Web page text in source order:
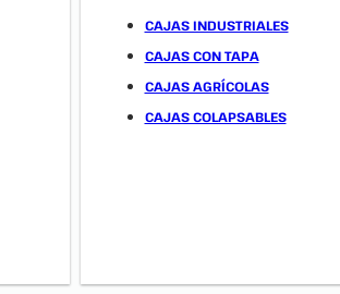
CAJAS INDUSTRIALES
CAJAS CON TAPA
CAJAS AGRÍCOLAS
CAJAS COLAPSABLES